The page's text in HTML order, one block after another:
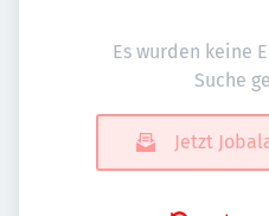
Es wurden keine
Suche
Jetzt